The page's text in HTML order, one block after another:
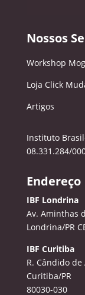
Nossos
Workshop
Loja Click
Artigos
Instituto
08.331.284/
Endereço
IBF Londrina
Av. Aminthas
Londrina/PR
IBF Curitiba
R. Cândido de
Curitiba/PR
80030-030